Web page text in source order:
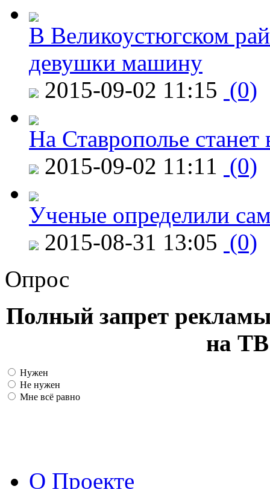
В Великоустюгском
девушки машину
2015-09-02 11:15 (0)
На Ставрополье
2015-09-02 11:11 (0)
Ученые определили
2015-08-31 13:05 (0)
Опрос
Полный запрет
на ТВ
Нужен
Не нужен
Мне всё равно
О Проекте